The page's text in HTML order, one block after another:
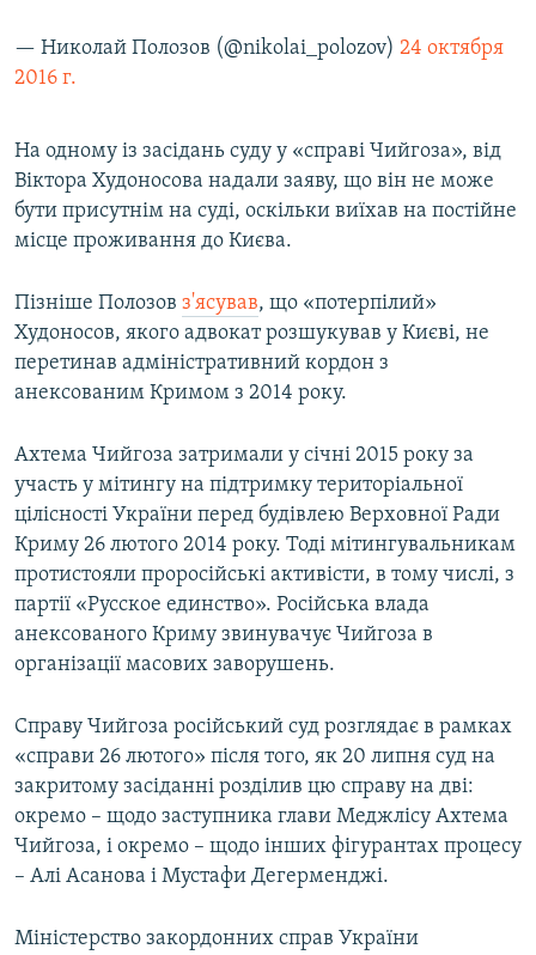
Усі сайти RFE/RL
— Николай Полозов (@nikolai_polozov) 24 октября
2016 г.
На одному із засідань суду у «справі Чийгоза», від
Віктора Худоносова надали заяву, що він не може
бути присутнім на суді, оскільки виїхав на постійне
місце проживання до Києва.
Пізніше Полозов з'ясував, що «потерпілий»
Худоносов, якого адвокат розшукував у Києві, не
перетинав адміністративний кордон з
анексованим Кримом з 2014 року.
Ахтема Чийгоза затримали у січні 2015 року за
участь у мітингу на підтримку територіальної
цілісності України перед будівлею Верховної Ради
Криму 26 лютого 2014 року. Тоді мітингувальникам
протистояли проросійські активісти, в тому числі, з
партії «Русское единство». Російська влада
анексованого Криму звинувачує Чийгоза в
організації масових заворушень.
Справу Чийгоза російський суд розглядає в рамках
«справи 26 лютого» після того, як 20 липня суд на
закритому засіданні розділив цю справу на дві:
окремо – щодо заступника глави Меджлісу Ахтема
Чийгоза, і окремо – щодо інших фігурантах процесу
– Алі Асанова і Мустафи Дегерменджі.
Міністерство закордонних справ України